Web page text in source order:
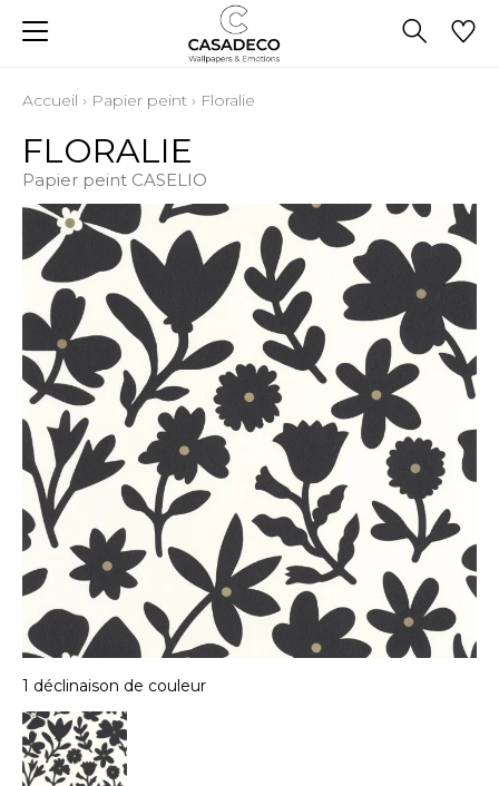
Accueil › Papier peint › Floralie
FLORALIE
Papier peint CASELIO
1 déclinaison de couleur